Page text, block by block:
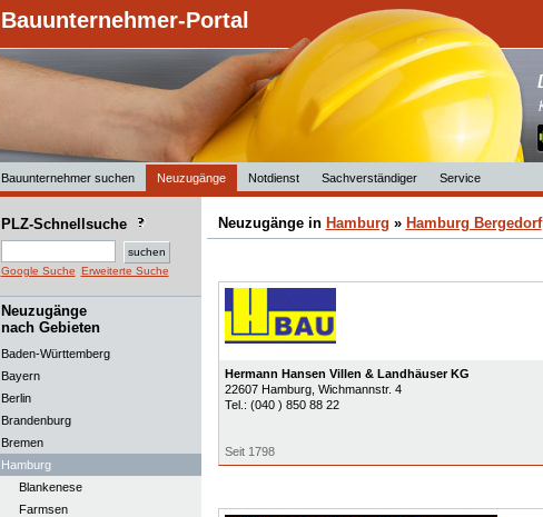
Bauunternehmer-Portal
Bauunternehmer suchen Neuzugänge Notdienst Sachverständiger Service
PLZ-Schnellsuche
Google Suche Erweiterte Suche
Neuzugänge
nach Gebieten
Baden-Württemberg
Bayern
Berlin
Brandenburg
Bremen
Hamburg
Blankenese
Farmsen
Neuzugänge in Hamburg » Hamburg Bergedorf
Hermann Hansen Villen & Landhäuser KG
22607 Hamburg, Wichmannstr. 4
Tel.: (040 ) 850 88 22
Seit 1798